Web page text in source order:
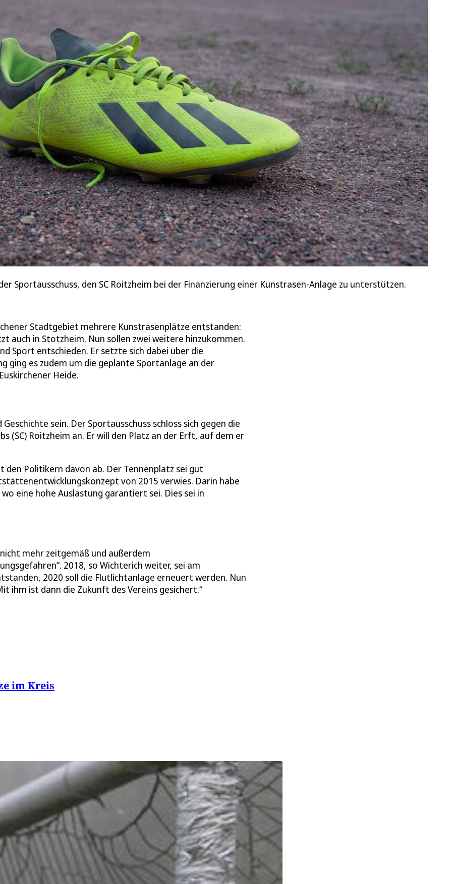
Sportausschuss, den SC Roitzheim bei der Finanzierung einer Kunstrasen-Anlage zu unterstützen.
Stadtgebiet mehrere Kunstrasenplätze entstanden:
auch in Stotzheim. Nun sollen zwei weitere hinzukommen.
Sport entschieden. Er setzte sich dabei über die
ging es zudem um die geplante Sportanlage an der
Heide.
sein. Der Sportausschuss schloss sich gegen die
(SC) Roitzheim an. Er will den Platz an der Erft, auf dem er
Politikern davon ab. Der Tennenplatz sei gut
von 2015 verwies. Darin habe
eine hohe Auslastung garantiert sei. Dies sei in
mehr zeitgemäß und außerdem
2018, so Wichterich weiter, sei am
2020 soll die Flutlichtanlage erneuert werden. Nun
ihm ist dann die Zukunft des Vereins gesichert.“
im Kreis